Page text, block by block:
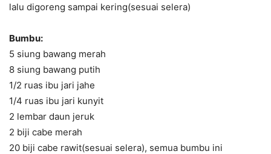
lalu digoreng sampai kering(sesuai selera)
Bumbu:
5 siung bawang merah
8 siung bawang putih
1/2 ruas ibu jari jahe
1/4 ruas ibu jari kunyit
2 lembar daun jeruk
2 biji cabe merah
20 biji cabe rawit(sesuai selera), semua bumbu ini